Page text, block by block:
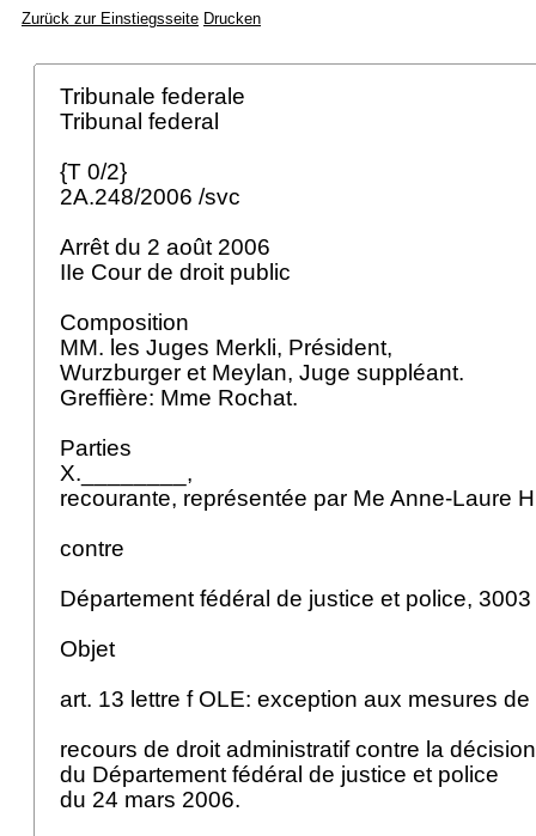
Zurück zur Einstiegsseite Drucken
Tribunale federale
Tribunal federal
{T 0/2}
2A.248/2006 /svc
Arrêt du 2 août 2006
IIe Cour de droit public
Composition
MM. les Juges Merkli, Président,
Wurzburger et Meylan, Juge suppléant.
Greffière: Mme Rochat.
Parties
X.________,
recourante, représentée par Me Anne-Laure
contre
Département fédéral de justice et police,
Objet
art. 13 lettre f OLE: exception aux mesures
recours de droit administratif contre la
du Département fédéral de justice et police
du 24 mars 2006.